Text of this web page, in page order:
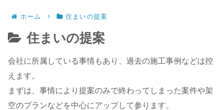
ホーム 住まいの提案
住まいの提案
会社に所属している事情もあり、過去の施工事例などは控
えます。
まずは、事情により提案のみで終わってしまった案件や架
空のプランなどを中心にアップして参ります。